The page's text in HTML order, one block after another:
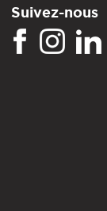
Suivez-nous